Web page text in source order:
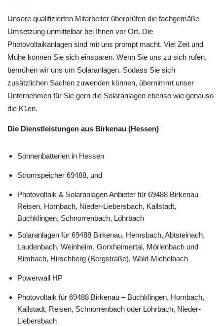
Unsere qualifizierten Mitarbeiter überprüfen die fachgemäße
Umsetzung unmittelbar bei Ihnen vor Ort. Die
Photovoltaikanlagen sind mit uns prompt macht. Viel Zeit und
Mühe können Sie sich einsparen. Wenn Sie uns zu sich rufen,
bemühen wir uns um Solaranlagen. Sodass Sie sich
zusätzlichen Sachen zuwenden können, übernimmt unser
Unternehmen für Sie gern die Solaranlagen ebenso wie genauso
die K1en.
Die Dienstleistungen aus Birkenau (Hessen)
Sonnenbatterien in Hessen
Stromspeicher 69488, und
Photovoltaik & Solaranlagen Anbieter für 69488 Birkenau
Reisen, Hornbach, Nieder-Liebersbach, Kallstadt,
Buchklingen, Schnorrenbach, Löhrbach
Solaranlagen für 69488 Birkenau, Hemsbach, Abtsteinach,
Laudenbach, Weinheim, Gorxheimertal, Mörlenbach und
Rimbach, Hirschberg (Bergstraße), Wald-Michelbach
Powerwall HP
Photovoltaik für 69488 Birkenau – Buchklingen, Hornbach,
Kallstadt, Reisen, Schnorrenbach oder Löhrbach, Nieder-
Liebersbach